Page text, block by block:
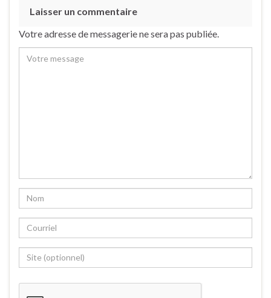
Laisser un commentaire
Votre adresse de messagerie ne sera pas publiée.